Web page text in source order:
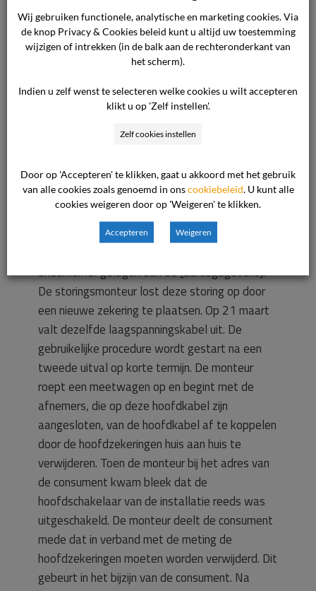
aangegeven dat de schade ontstond toen hij de
hoofdschakelaar inschakelde. De consument
schakelde de schakelaar pas voor het eerst om
op het moment dat de schade optrad als
de terzake gevoerde correspondentie in
dat de totale schade wordt vergoed. Ter
betoogd, dat de betreffende hoofdschakelaar
geen mankementen had of heeft.Standpunt
van de ondernemer
Op 20 maart 2010
ontving de ondernemer een melding van een
ondernemer gelegen aan de [adresgegevens].
De storingsmonteur lost deze storing op door
een nieuwe zekering te plaatsen. Op 21 maart
valt dezelfde laagspanningskabel uit. De
gebruikelijke procedure wordt gestart na een
tweede uitval op korte termijn. De monteur
roept een meetwagen op en begint met de
afnemers, die op deze hoofdkabel zijn
aangesloten, van de hoofdkabel af te koppelen
door de hoofdzekeringen huis aan huis te
verwijderen. Toen de monteur bij het adres van
de consument kwam bleek dat de
hoofdschakelaar van de installatie reeds was
uitgeschakeld. De monteur deelt de consument
mede dat in verband met de meting de
hoofdzekeringen moeten worden verwijderd. Dit
gebeurt in het bijzijn van de consument. Na
Wij gebruiken functionele, analytische en marketing cookies. Via
de knop Privacy & Cookies beleid kunt u altijd uw toestemming
wijzigen of intrekken (in de balk aan de rechteronderkant van
het scherm).
Indien u zelf wenst te selecteren welke cookies u wilt accepteren
klikt u op 'Zelf instellen'.
Zelf cookies instellen
Door op 'Accepteren' te klikken, gaat u akkoord met het gebruik
van alle cookies zoals genoemd in onscookiebeleid . U kunt alle
cookies weigeren door op 'Weigeren' te klikken.
Accepteren Weigeren